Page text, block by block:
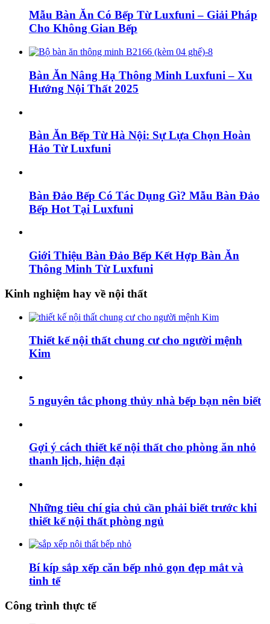
Mẫu Bàn Ăn Có Bếp Từ Luxfuni – Giải Pháp
Cho Không Gian Bếp
Bàn Ăn Nâng Hạ Thông Minh Luxfuni – Xu
Hướng Nội Thất 2025
Bàn Ăn Bếp Từ Hà Nội: Sự Lựa Chọn Hoàn
Hảo Từ Luxfuni
Bàn Đảo Bếp Có Tác Dụng Gì? Mẫu Bàn Đảo
Bếp Hot Tại Luxfuni
Giới Thiệu Bàn Đảo Bếp Kết Hợp Bàn Ăn
Thông Minh Từ Luxfuni
Kinh nghiệm hay về nội thất
Thiết kế nội thất chung cư cho người mệnh
Kim
5 nguyên tắc phong thủy nhà bếp bạn nên biết
Gợi ý cách thiết kế nội thất cho phòng ăn nhỏ
thanh lịch, hiện đại
Những tiêu chí gia chủ cần phải biết trước khi
thiết kế nội thất phòng ngủ
Bí kíp sắp xếp căn bếp nhỏ gọn đẹp mắt và
tinh tế
Công trình thực tế